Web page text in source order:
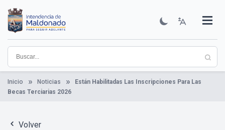
contenido
principal
Institucional
Municipios
Descubre Maldonado
Comunicación
Servicios
Guía De Trámites
Ver Noticias
Inicio Noticias
Están Habilitadas Las Inscripciones Para Las
Becas Terciarias 2026
Volver